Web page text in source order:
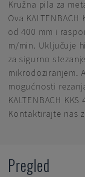
Kružna pila za
Ova
od 400 mm i
m/min. Uključuje
za sigurno
mikrodoziranjem.
mogućnosti
KALTENBACH
Kontaktirajte nas
Pregled